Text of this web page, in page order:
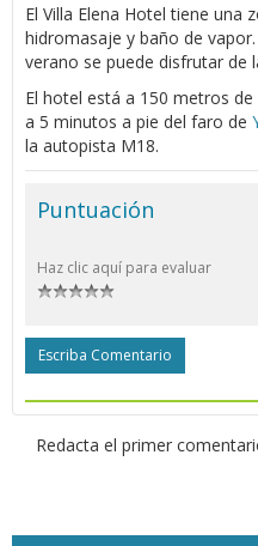
El Villa Elena Hotel tiene una
hidromasaje y baño de
verano se puede disfrutar de
El hotel está a 150 metros
a 5 minutos a pie del faro de
la autopista M18.
Puntuación
Haz clic aquí para evaluar
Escriba Comentario
Redacta el primer